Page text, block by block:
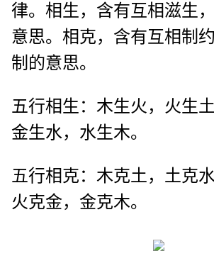
律。相生，含有互相滋生
意思。相克，含有互相制
制的意思。
五行相生：木生火，火生
金生水，水生木。
五行相克：木克土，土克
火克金，金克木。